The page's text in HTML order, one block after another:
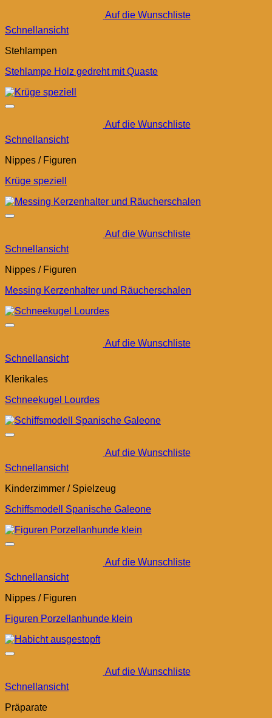
Auf die Wunschliste
Schnellansicht
Stehlampen
Stehlampe Holz gedreht mit Quaste
Auf die Wunschliste
Schnellansicht
Nippes / Figuren
Krüge speziell
Auf die Wunschliste
Schnellansicht
Nippes / Figuren
Messing Kerzenhalter und Räucherschalen
Auf die Wunschliste
Schnellansicht
Klerikales
Schneekugel Lourdes
Auf die Wunschliste
Schnellansicht
Kinderzimmer / Spielzeug
Schiffsmodell Spanische Galeone
Auf die Wunschliste
Schnellansicht
Nippes / Figuren
Figuren Porzellanhunde klein
Auf die Wunschliste
Schnellansicht
Präparate